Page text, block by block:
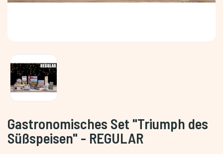
Gastronomisches Set "Triumph des
Süßspeisen" - REGULAR